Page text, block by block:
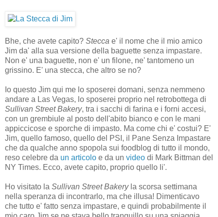
Bhe, che avete capito? Stecca e' il nome che il mio amico
Jim da' alla sua versione della baguette senza impastare.
Non e' una baguette, non e' un filone, ne' tantomeno un
grissino. E' una stecca, che altro se no?
Io questo Jim qui me lo sposerei domani, senza nemmeno
andare a Las Vegas, lo sposerei proprio nel retrobottega di
Sullivan Street Bakery, tra i sacchi di farina e i forni accesi,
con un grembiule al posto dell'abito bianco e con le mani
appiccicose e sporche di impasto. Ma come chi e' costui? E'
Jim, quello famoso, quello del PSI, il Pane Senza Impastare
che da qualche anno spopola sui foodblog di tutto il mondo,
reso celebre da un articolo e da un video di Mark Bittman del
NY Times. Ecco, avete capito, proprio quello li'.
Ho visitato la Sullivan Street Bakery la scorsa settimana
nella speranza di incontrarlo, ma che illusa! Dimenticavo
che tutto e' fatto senza impastare, e quindi probabilmente il